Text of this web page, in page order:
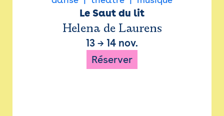
Le Saut du lit
Helena de Laurens
13 → 14 nov.
Réserver